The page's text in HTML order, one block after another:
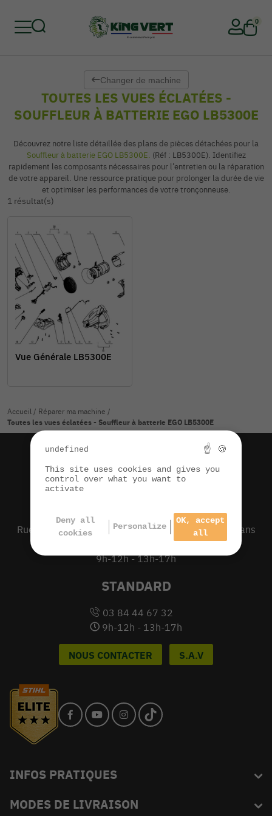
0
Retour
Retour
Retour
Retour
Retour
RetourChanger de machine
TOUTES LES VUES ÉCLATÉES -
SOUFFLEUR À BATTERIE EGO LB5300E
Découvrez notre liste détaillée des plans de pièces détachées pour la
Souffleur à batterie EGO LB5300E. (Réf : LB5300E). Identifiez
rapidement les composants nécessaires pour l’entretien ou la réparation
de votre appareil. Une ressource pratique pour prolonger la durée de vie
et optimiser les performances de votre tronçonneuse.
1 résultat(s)
Vue Générale LB5300E
Accueil / Réparer ma machine /
Toutes les vues éclatées - Souffleur à batterie EGO LB5300E
Rue des Coteaux de la Haute Seille - 39210 Domblans
du lundi au vendredi
9h-12h - 13h-17h
STANDARD
03 84 44 67 32
9h-12h - 13h-17h
NOUS CONTACTER S.A.V
INFOS PRATIQUES
MODES DE LIVRAISON
undefined ☝ 🍪
This site uses cookies and gives you
control over what you want to
activate
Deny all
cookies
Personalize
OK, accept
all